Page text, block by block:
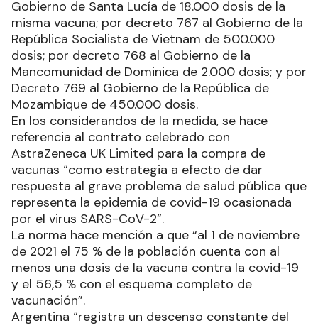
Gobierno de Santa Lucía de 18.000 dosis de la
misma vacuna; por decreto 767 al Gobierno de la
República Socialista de Vietnam de 500.000
dosis; por decreto 768 al Gobierno de la
Mancomunidad de Dominica de 2.000 dosis; y por
Decreto 769 al Gobierno de la República de
Mozambique de 450.000 dosis.
En los considerandos de la medida, se hace
referencia al contrato celebrado con
AstraZeneca UK Limited para la compra de
vacunas “como estrategia a efecto de dar
respuesta al grave problema de salud pública que
representa la epidemia de covid-19 ocasionada
por el virus SARS-CoV-2”.
La norma hace mención a que “al 1 de noviembre
de 2021 el 75 % de la población cuenta con al
menos una dosis de la vacuna contra la covid-19
y el 56,5 % con el esquema completo de
vacunación”.
Argentina “registra un descenso constante del